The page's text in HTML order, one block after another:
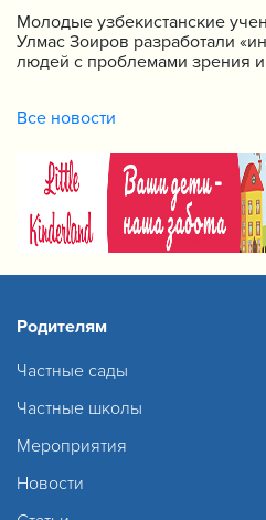
Молодые узбекистанские
Улмас Зоиров разработали
людей с проблемами зрения и
Все новости
Родителям
Частные сады
Частные школы
Мероприятия
Новости